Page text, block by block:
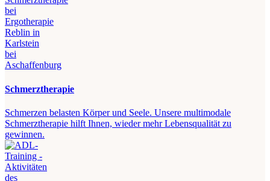
Schmerztherapie
Schmerzen belasten Körper und Seele. Unsere multimodale
Schmerztherapie hilft Ihnen, wieder mehr Lebensqualität zu
gewinnen.